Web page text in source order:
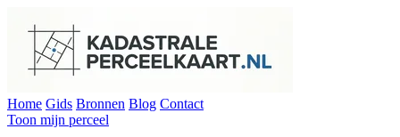
Home Gids Bronnen Blog Contact
Toon mijn perceel